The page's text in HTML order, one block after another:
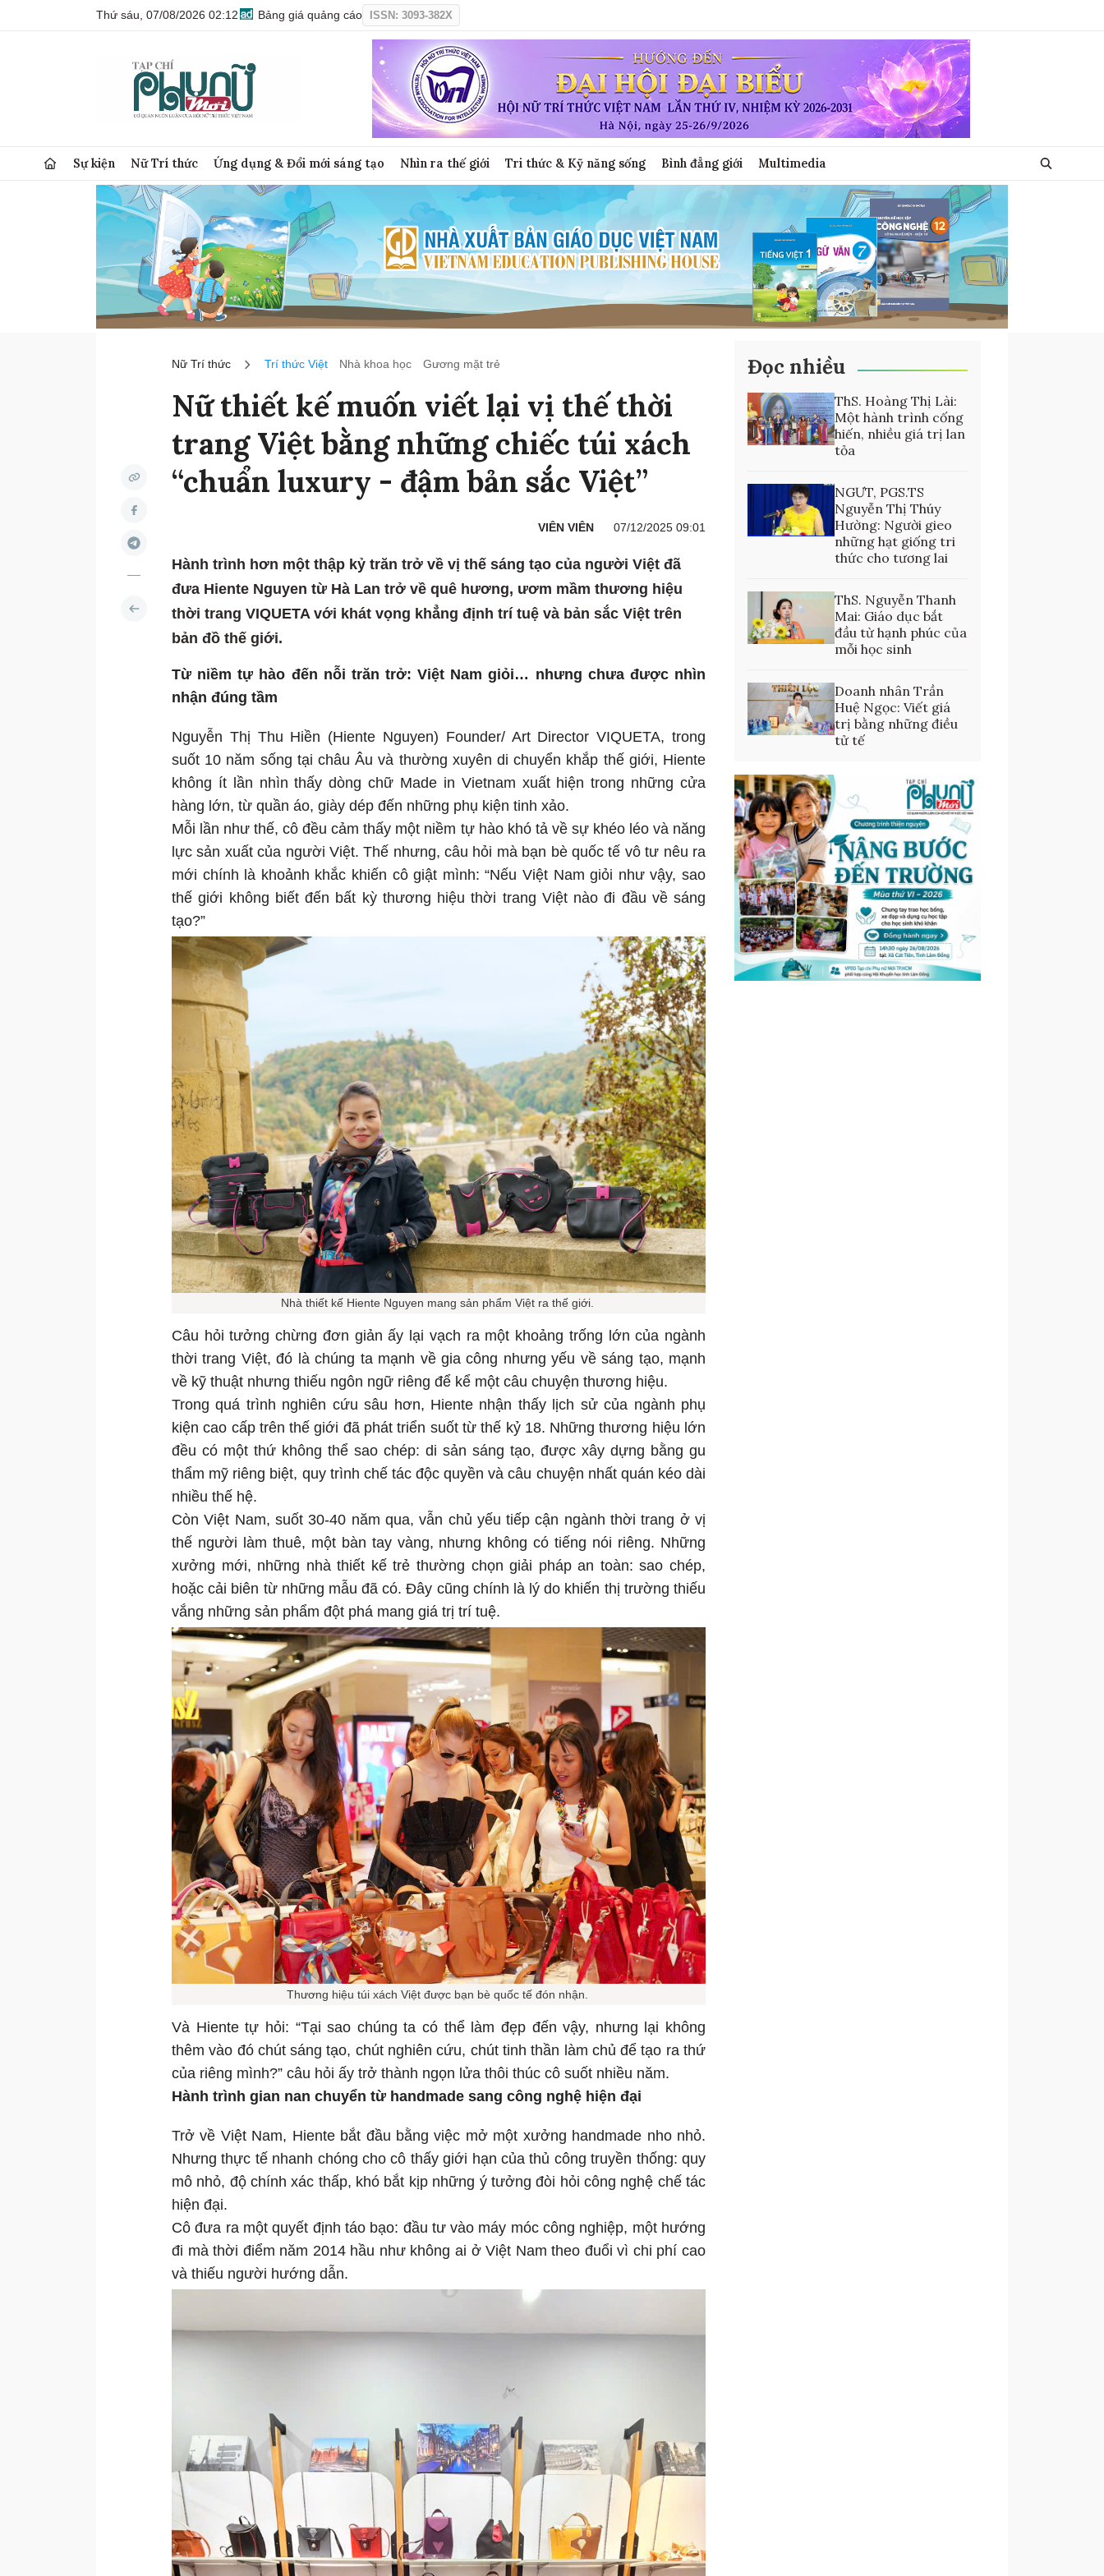
Thứ sáu, 07/08/2026 02:12 Bảng giá quảng cáo ISSN: 3093-382X
Sự kiện Nữ Trí thức Ứng dụng & Đổi mới sáng tạo Nhìn ra thế giới Tri thức & Kỹ năng sống Bình đẳng giới Multimedia
Nữ Trí thức Trí thức Việt Nhà khoa học Gương mặt trẻ
Nữ thiết kế muốn viết lại vị thế thời
trang Việt bằng những chiếc túi xách
“chuẩn luxury - đậm bản sắc Việt”
VIÊN VIÊN 07/12/2025 09:01
Hành trình hơn một thập kỷ trăn trở về vị thế sáng tạo của người Việt đã
đưa Hiente Nguyen từ Hà Lan trở về quê hương, ươm mầm thương hiệu
thời trang VIQUETA với khát vọng khẳng định trí tuệ và bản sắc Việt trên
bản đồ thế giới.
Từ niềm tự hào đến nỗi trăn trở: Việt Nam giỏi… nhưng chưa được nhìn
nhận đúng tầm
Nguyễn Thị Thu Hiền (Hiente Nguyen) Founder/ Art Director VIQUETA, trong
suốt 10 năm sống tại châu Âu và thường xuyên di chuyển khắp thế giới, Hiente
không ít lần nhìn thấy dòng chữ Made in Vietnam xuất hiện trong những cửa
hàng lớn, từ quần áo, giày dép đến những phụ kiện tinh xảo.
Mỗi lần như thế, cô đều cảm thấy một niềm tự hào khó tả về sự khéo léo và năng
lực sản xuất của người Việt. Thế nhưng, câu hỏi mà bạn bè quốc tế vô tư nêu ra
mới chính là khoảnh khắc khiến cô giật mình: “Nếu Việt Nam giỏi như vậy, sao
thế giới không biết đến bất kỳ thương hiệu thời trang Việt nào đi đầu về sáng
tạo?”
Nhà thiết kế Hiente Nguyen mang sản phẩm Việt ra thế giới.
Câu hỏi tưởng chừng đơn giản ấy lại vạch ra một khoảng trống lớn của ngành
thời trang Việt, đó là chúng ta mạnh về gia công nhưng yếu về sáng tạo, mạnh
về kỹ thuật nhưng thiếu ngôn ngữ riêng để kể một câu chuyện thương hiệu.
Trong quá trình nghiên cứu sâu hơn, Hiente nhận thấy lịch sử của ngành phụ
kiện cao cấp trên thế giới đã phát triển suốt từ thế kỷ 18. Những thương hiệu lớn
đều có một thứ không thể sao chép: di sản sáng tạo, được xây dựng bằng gu
thẩm mỹ riêng biệt, quy trình chế tác độc quyền và câu chuyện nhất quán kéo dài
nhiều thế hệ.
Còn Việt Nam, suốt 30-40 năm qua, vẫn chủ yếu tiếp cận ngành thời trang ở vị
thế người làm thuê, một bàn tay vàng, nhưng không có tiếng nói riêng. Những
xưởng mới, những nhà thiết kế trẻ thường chọn giải pháp an toàn: sao chép,
hoặc cải biên từ những mẫu đã có. Đây cũng chính là lý do khiến thị trường thiếu
vắng những sản phẩm đột phá mang giá trị trí tuệ.
Thương hiệu túi xách Việt được bạn bè quốc tế đón nhận.
Và Hiente tự hỏi: “Tại sao chúng ta có thể làm đẹp đến vậy, nhưng lại không
thêm vào đó chút sáng tạo, chút nghiên cứu, chút tinh thần làm chủ để tạo ra thứ
của riêng mình?” câu hỏi ấy trở thành ngọn lửa thôi thúc cô suốt nhiều năm.
Hành trình gian nan chuyển từ handmade sang công nghệ hiện đại
Trở về Việt Nam, Hiente bắt đầu bằng việc mở một xưởng handmade nho nhỏ.
Nhưng thực tế nhanh chóng cho cô thấy giới hạn của thủ công truyền thống: quy
mô nhỏ, độ chính xác thấp, khó bắt kịp những ý tưởng đòi hỏi công nghệ chế tác
hiện đại.
Cô đưa ra một quyết định táo bạo: đầu tư vào máy móc công nghiệp, một hướng
đi mà thời điểm năm 2014 hầu như không ai ở Việt Nam theo đuổi vì chi phí cao
và thiếu người hướng dẫn.
Đọc nhiều
ThS. Hoàng Thị Lài:
Một hành trình cống
hiến, nhiều giá trị lan
tỏa
NGƯT, PGS.TS
Nguyễn Thị Thúy
Hường: Người gieo
những hạt giống tri
thức cho tương lai
ThS. Nguyễn Thanh
Mai: Giáo dục bắt
đầu từ hạnh phúc của
mỗi học sinh
Doanh nhân Trần
Huệ Ngọc: Viết giá
trị bằng những điều
tử tế